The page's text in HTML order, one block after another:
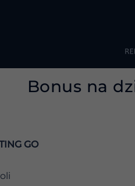
Bonus na
GO